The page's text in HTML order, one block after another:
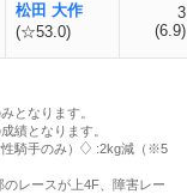
松田 大作
(☆53.0)
3
(6.9)
となります。
績となります。
騎手のみ）
:2kg減（※5
レースが上4F、障害レー